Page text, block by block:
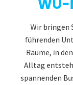
Wir bringen
führenden
Räume, in
Alltag
spannenden